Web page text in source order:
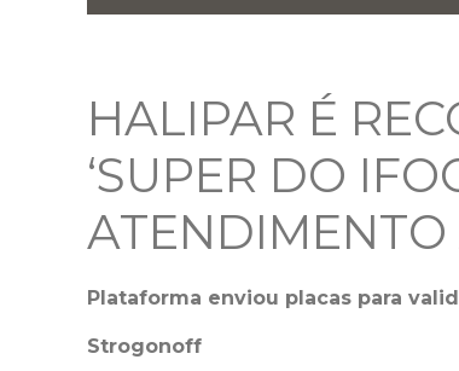
HALIPAR É
‘SUPER DO
ATENDIMENTO
Plataforma enviou placas para
Strogonoff